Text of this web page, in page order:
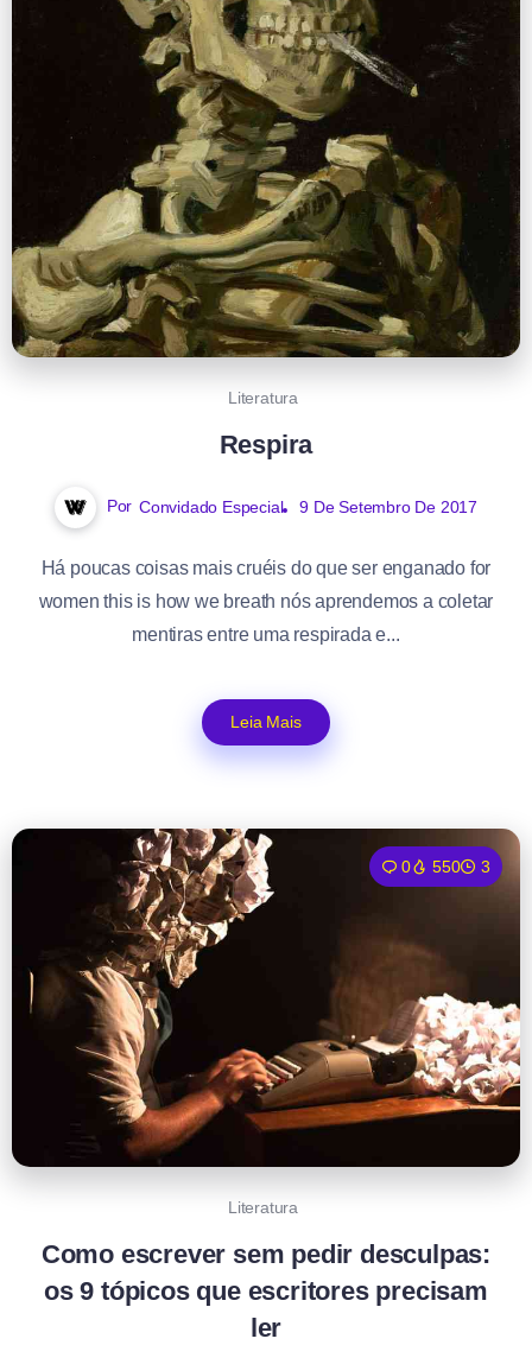
Literatura
Respira
Por Convidado Especial 9 De Setembro De 2017
Há poucas coisas mais cruéis do que ser enganado for
women this is how we breath nós aprendemos a coletar
mentiras entre uma respirada e...
Leia Mais
0 550 3
Literatura
Como escrever sem pedir desculpas:
os 9 tópicos que escritores precisam
ler